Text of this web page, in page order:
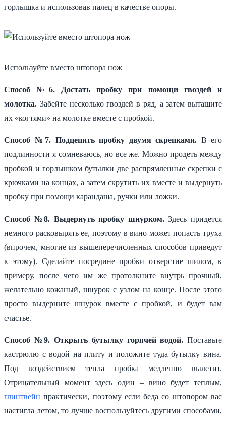
горлышка и использовав палец в качестве опоры.
Используйте вместо штопора нож
Способ №6. Достать пробку при помощи гвоздей и
молотка. Забейте несколько гвоздей в ряд, а затем вытащите
их «когтями» на молотке вместе с пробкой.
Способ №7. Подцепить пробку двумя скрепками. В его
подлинности я сомневаюсь, но все же. Можно продеть между
пробкой и горлышком бутылки две распрямленные скрепки с
крючками на концах, а затем скрутить их вместе и выдернуть
пробку при помощи карандаша, ручки или ложки.
Способ №8. Выдернуть пробку шнурком.Здесь придется
немного расковырять ее, поэтому в вино может попасть труха
(впрочем, многие из вышеперечисленных способов приведут
к этому). Сделайте посредине пробки отверстие шилом, к
примеру, после чего им же протолкните внутрь прочный,
желательно кожаный, шнурок с узлом на конце. После этого
просто выдерните шнурок вместе с пробкой, и будет вам
счастье.
Способ №9. Открыть бутылку горячей водой. Поставьте
кастрюлю с водой на плиту и положите туда бутылку вина.
Под воздействием тепла пробка медленно вылетит.
Отрицательный момент здесь один – вино будет теплым,
глинтвейн практически, поэтому если беда со штопором вас
настигла летом, то лучше воспользуйтесь другими способами,